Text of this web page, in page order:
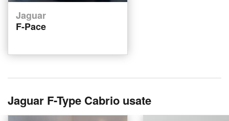
Jaguar
F-Pace
Jaguar F-Type Cabrio usate